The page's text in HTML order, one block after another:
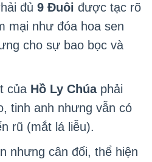
đủ 9 Đuôi được tạc rõ
mại như đóa hoa sen
cho sự bao bọc và
của Hồ Ly Chúaphải
tinh anh nhưng vẫn có
rũ (mắt lá liễu).
nhưng cân đối, thể hiện